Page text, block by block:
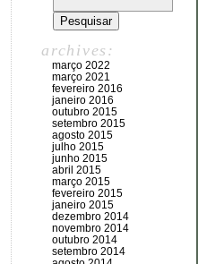
archives:
março 2022
março 2021
fevereiro 2016
janeiro 2016
outubro 2015
setembro 2015
agosto 2015
julho 2015
junho 2015
abril 2015
março 2015
fevereiro 2015
janeiro 2015
dezembro 2014
novembro 2014
outubro 2014
setembro 2014